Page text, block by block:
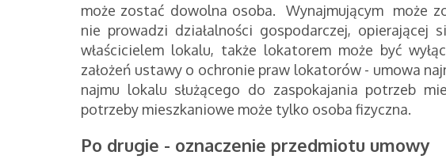
może zostać dowolna osoba. Wynajmującym może
nie prowadzi działalności gospodarczej,
właścicielem lokalu, także lokatorem może być
założeń ustawy o ochronie praw lokatorów - umowa
najmu lokalu służącego do zaspokajania potrzeb
potrzeby mieszkaniowe może tylko osoba fizyczna.
Po drugie - oznaczenie przedmiotu umowy